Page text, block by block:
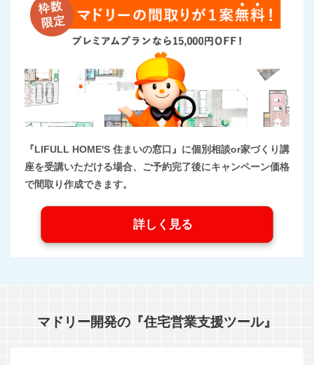
『LIFULL HOME'S 住まいの窓口』に個別相談or家づくり講
座を受講いただける場合、ご予約完了後にキャンペーン価格
で間取り作成できます。
詳しく見る
マドリー開発の『住宅営業支援ツール』